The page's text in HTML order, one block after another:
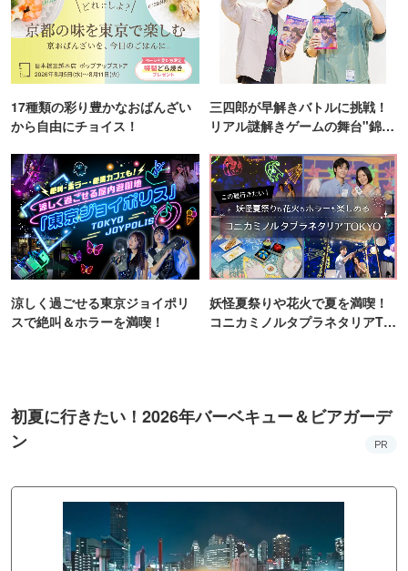
17種類の彩り豊かなおばんざい
から自由にチョイス！
三四郎が早解きバトルに挑戦！
リアル謎解きゲームの舞台"錦糸
涼しく過ごせる東京ジョイポリ
スで絶叫＆ホラーを満喫！
妖怪夏祭りや花火で夏を満喫！
コニカミノルタプラネタリアTO
初夏に行きたい！2026年バーベキュー＆ビアガーデ
ン
PR